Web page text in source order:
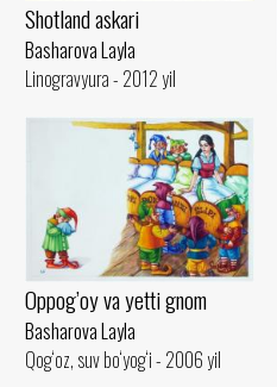
Shotland askari
Basharova Layla
Linogravyura - 2012 yil
Oppog’oy va yetti gnom
Basharova Layla
Qog‘oz, suv bo‘yog‘i - 2006 yil